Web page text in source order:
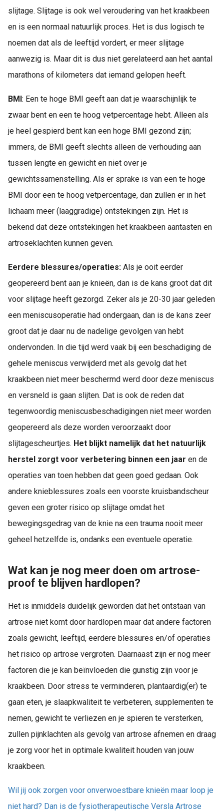
slijtage. Slijtage is ook wel veroudering van het kraakbeen
en is een normaal natuurlijk proces. Het is dus logisch te
noemen dat als de leeftijd vordert, er meer slijtage
aanwezig is. Maar dit is dus niet gerelateerd aan het aantal
marathons of kilometers dat iemand gelopen heeft.
BMI: Een te hoge BMI geeft aan dat je waarschijnlijk te
zwaar bent en een te hoog vetpercentage hebt. Alleen als
je heel gespierd bent kan een hoge BMI gezond zijn;
immers, de BMI geeft slechts alleen de verhouding aan
tussen lengte en gewicht en niet over je
gewichtssamenstelling. Als er sprake is van een te hoge
BMI door een te hoog vetpercentage, dan zullen er in het
lichaam meer (laaggradige) ontstekingen zijn. Het is
bekend dat deze ontstekingen het kraakbeen aantasten en
artroseklachten kunnen geven.
Eerdere blessures/operaties: Als je ooit eerder
geopereerd bent aan je knieën, dan is de kans groot dat dit
voor slijtage heeft gezorgd. Zeker als je 20-30 jaar geleden
een meniscusoperatie had ondergaan, dan is de kans zeer
groot dat je daar nu de nadelige gevolgen van hebt
ondervonden. In die tijd werd vaak bij een beschadiging de
gehele meniscus verwijderd met als gevolg dat het
kraakbeen niet meer beschermd werd door deze meniscus
en versneld is gaan slijten. Dat is ook de reden dat
tegenwoordig meniscusbeschadigingen niet meer worden
geopereerd als deze worden veroorzaakt door
slijtagescheurtjes. Het blijkt namelijk dat het natuurlijk
herstel zorgt voor verbetering binnen een jaar en de
operaties van toen hebben dat geen goed gedaan. Ook
andere knieblessures zoals een voorste kruisbandscheur
geven een groter risico op slijtage omdat het
bewegingsgedrag van de knie na een trauma nooit meer
geheel hetzelfde is, ondanks een eventuele operatie.
Wat kan je nog meer doen om artrose-
proof te blijven hardlopen?
Het is inmiddels duidelijk geworden dat het ontstaan van
artrose niet komt door hardlopen maar dat andere factoren
zoals gewicht, leeftijd, eerdere blessures en/of operaties
het risico op artrose vergroten. Daarnaast zijn er nog meer
factoren die je kan beïnvloeden die gunstig zijn voor je
kraakbeen. Door stress te verminderen, plantaardig(er) te
gaan eten, je slaapkwaliteit te verbeteren, supplementen te
nemen, gewicht te verliezen en je spieren te versterken,
zullen pijnklachten als gevolg van artrose afnemen en draag
je zorg voor het in optimale kwaliteit houden van jouw
kraakbeen.
Wil jij ook zorgen voor onverwoestbare knieën maar loop je
niet hard? Dan is de fysiotherapeutische Versla Artrose